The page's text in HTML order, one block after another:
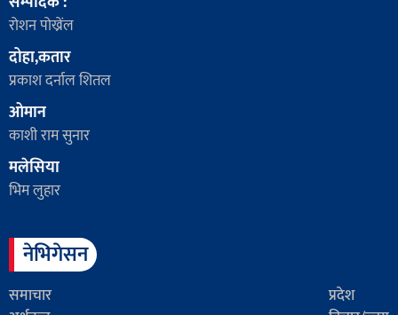
रोशन पोख्रेंल
दोहा,कतार
प्रकाश दर्नाल शितल
ओमान
काशी राम सुनार
मलेसिया
भिम लुहार
नेभिगेसन
समाचार
प्रदेश